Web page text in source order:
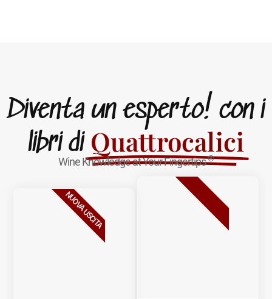
Diventa un esperto! con i
libri di Quattrocalici
Wine Knowledge at Your Fingertips®
NUOVA USCITA BESTSELLER